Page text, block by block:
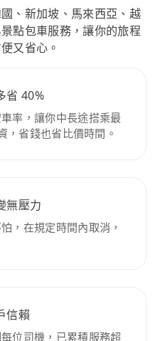
、新加坡、馬來西亞、越
點包車服務，讓你的旅程
又省心。
省 40%
率，讓你中長途搭乘最
，省錢也省比價時間。
無壓力
，在規定時間內取消，
信賴
位司機，已累積服務超